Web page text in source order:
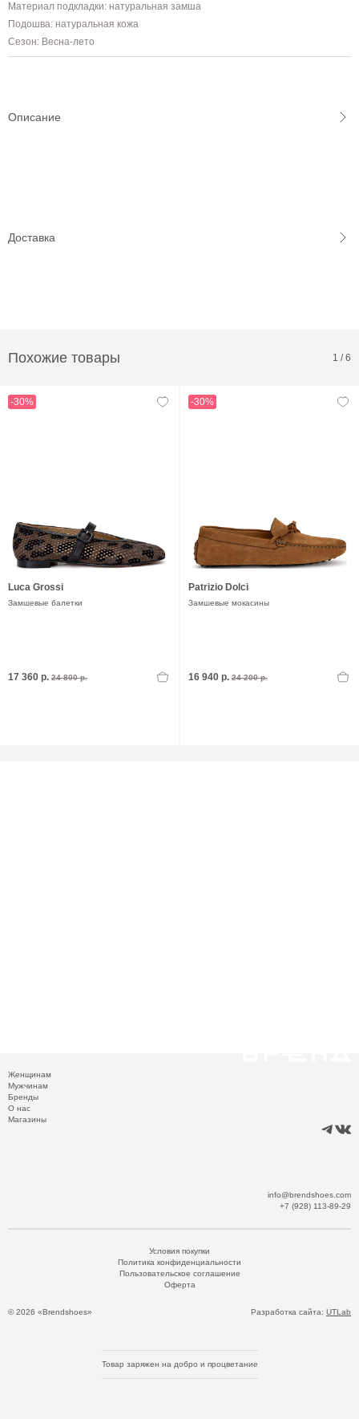
Материал подкладки: натуральная замша
Подошва: натуральная кожа
Сезон: Весна-лето
Описание
Доставка
Похожие товары 1 /6
-30%
Luca Grossi
Замшевые балетки
17 360 р. 24 800 р.
-30%
Patrizio Dolci
Замшевые мокасины
16 940 р. 24 200 р.
Женщинам
Мужчинам
Бренды
О нас
Магазины
info@brendshoes.com
+7 (928) 113-89-29
© 2026 «Brendshoes»
Условия покупки
Политика конфиденциальности
Пользовательское соглашение
Оферта
Разработка сайта: UTLab
Товар заряжен на добро и процветание